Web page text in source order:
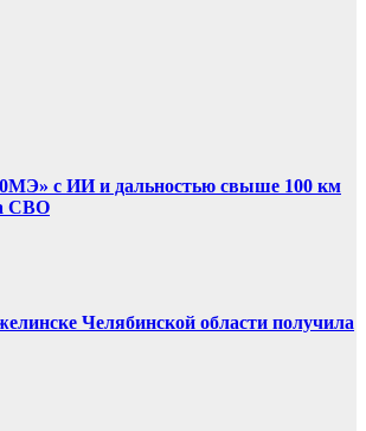
с ИИ и дальностью свыше 100 км
СВО
Челябинской области получила